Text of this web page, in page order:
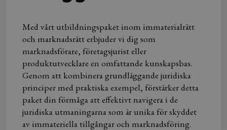
Med vårt utbildningspaket inom immaterialrätt
och marknadsrätt erbjuder vi dig som
marknadsförare, företagsjurist eller
produktutvecklare en omfattande kunskapsbas.
Genom att kombinera grundläggande juridiska
principer med praktiska exempel, förstärker detta
paket din förmåga att effektivt navigera i de
juridiska utmaningarna som är unika för skyddet
av immateriella tillgångar och marknadsföring.